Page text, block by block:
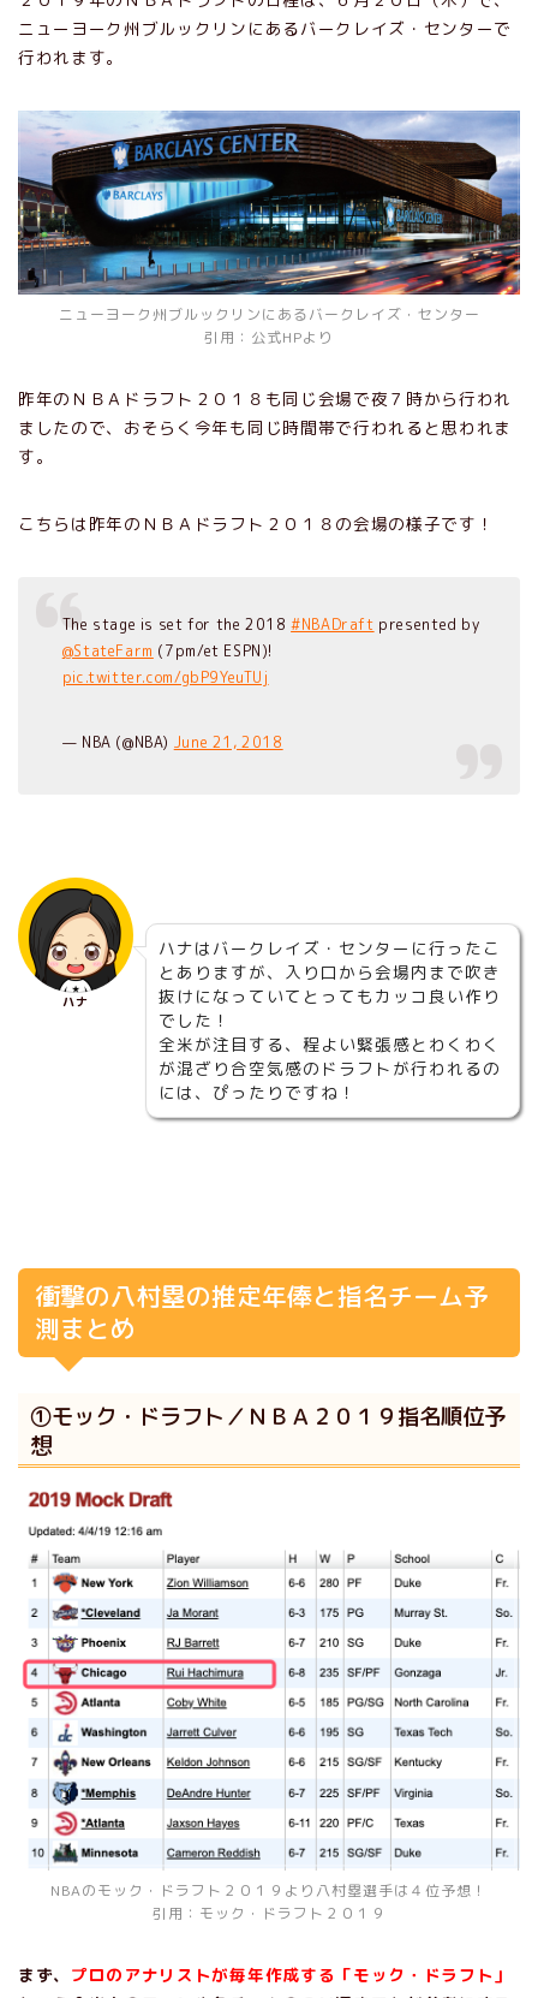
ニューヨーク州ブルックリンにあるバークレイズ・センターで
行われます。
ニューヨーク州ブルックリンにあるバークレイズ・センター
引用：公式HPより
昨年のＮＢＡドラフト２０１８も同じ会場で夜７時から行われ
ましたので、おそらく今年も同じ時間帯で行われると思われま
す。
こちらは昨年のＮＢＡドラフト２０１８の会場の様子です！
The stage is set for the 2018#NBADraft presented by
@StateFarm (7pm/et ESPN)!
pic.twitter.com/gbP9YeuTUj
— NBA (@NBA) June 21, 2018
ハナ
ハナはバークレイズ・センターに行ったこ
とありますが、入り口から会場内まで吹き
抜けになっていてとってもカッコ良い作り
でした！
全米が注目する、程よい緊張感とわくわく
が混ざり合空気感のドラフトが行われるの
には、ぴったりですね！
衝撃の八村塁の推定年俸と指名チーム予
測まとめ
①モック・ドラフト／ＮＢＡ２０１９指名順位予
想
NBAのモック・ドラフト２０１９より八村塁選手は４位予想！
引用：モック・ドラフト２０１９
まず、 プロのアナリストが毎年作成する「モック・ドラフト」